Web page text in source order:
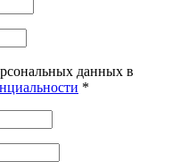
данных в
*